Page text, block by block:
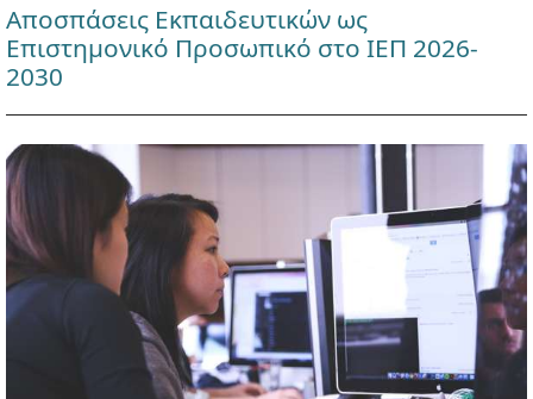
Αποσπάσεις Εκπαιδευτικών ως
Επιστημονικό Προσωπικό στο ΙΕΠ 2026-
2030